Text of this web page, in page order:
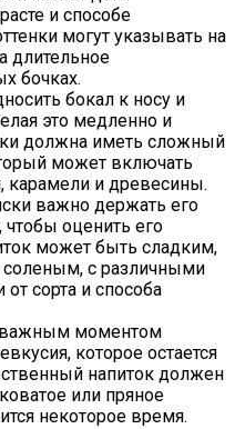
и способе
могут указывать на
длительное
бочках.
бокал к носу и
это медленно и
должна иметь сложный
может включать
карамели и древесины.
важно держать его
чтобы оценить его
может быть сладким,
с различными
сорта и способа
моментом
которое остается
напиток должен
или пряное
некоторое время.